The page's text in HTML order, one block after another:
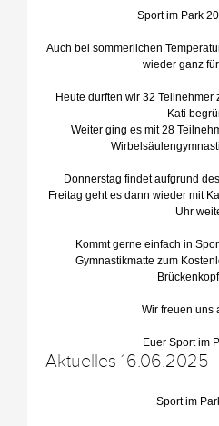
Sport im Park
Auch bei sommerlichen
wieder ganz
Heute durften wir 32 Teilnehmer
Kati
Weiter ging es mit 28
Donnerstag findet aufgrund
Freitag geht es dann wieder mit
Uhr
Kommt gerne einfach in
Gymnastikmatte zum
Wir freuen uns
Euer Sport im
Aktuelles 16.06.2025
Sport im